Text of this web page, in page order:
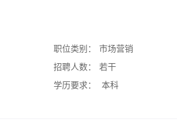
职位类别：
市场营销
招聘人数：
若干
学历要求：
本科